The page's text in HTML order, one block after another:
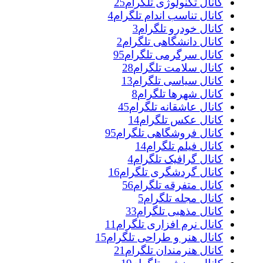
کانال تناسب اندام تلگرام4
کانال خودرو تلگرام3
کانال دانشگاهی تلگرام2
کانال سرگرمی تلگرام95
کانال سلامت تلگرام28
کانال سیاسی تلگرام13
کانال شهرها تلگرام8
کانال عاشقانه تلگرام45
کانال عکس تلگرام14
کانال فروشگاهی تلگرام95
کانال فیلم تلگرام14
کانال گرافیک تلگرام4
کانال گردشگری تلگرام16
کانال متفرقه تلگرام56
کانال مجله تلگرام5
کانال مذهبی تلگرام33
کانال نرم افزاری تلگرام 11
کانال هنر و طراحی تلگرام15
کانال هنرمندان تلگرام 21